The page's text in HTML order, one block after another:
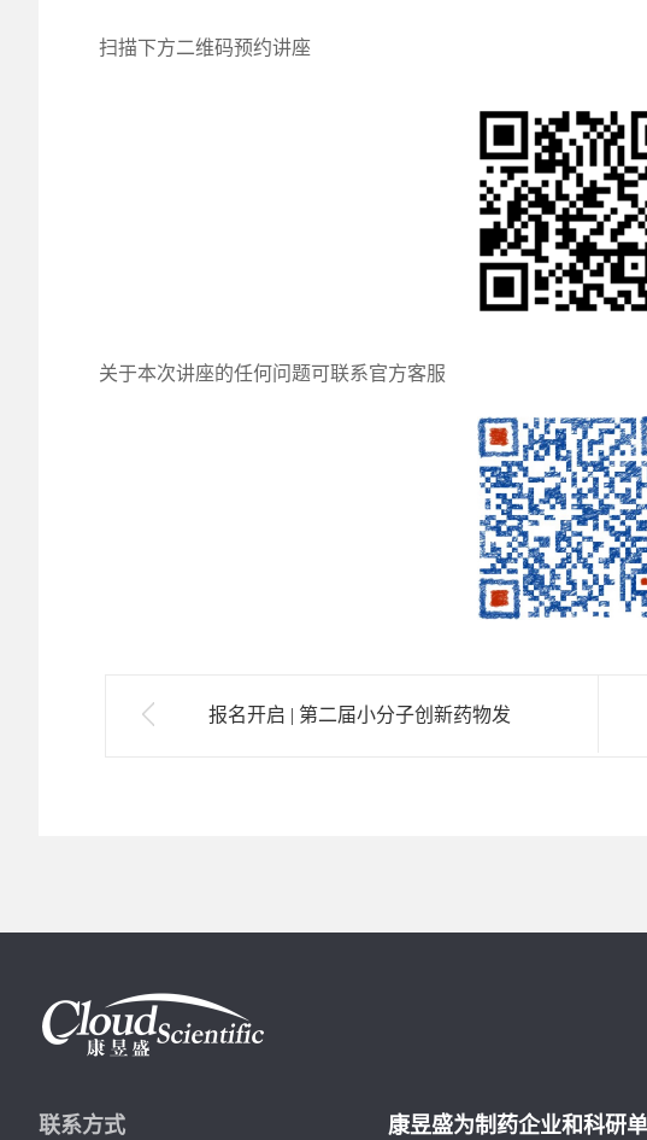
扫描下方二维码预约讲座
关于本次讲座的任何问题可联系官方客服
报名开启 | 第二届小分子创新药物发
联系方式 康昱盛为制药企业和科研